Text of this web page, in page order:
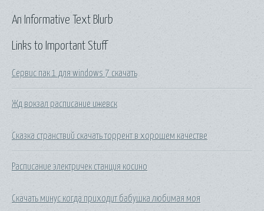
Links to Important Stuff
Сервис пак 1 для windows 7 скачать
Жд вокзал расписание ижевск
Сказка странствий скачать торрент в хорошем качестве
Расписание электричек станция косино
Скачать минус когда приходит бабушка любимая моя
An Informative Text Blurb